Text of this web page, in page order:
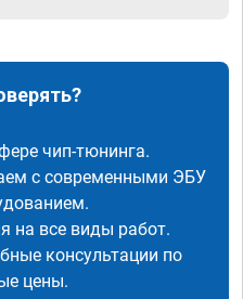
чип-тюнинга.
с современными ЭБУ
на все виды работ.
консультации по
цены.